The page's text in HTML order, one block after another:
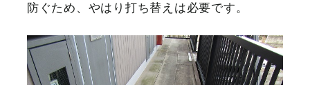
防ぐため、やはり打ち替えは必要です。